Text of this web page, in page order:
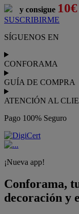
y consigue 10€
SUSCRIBIRME
SÍGUENOS EN
CONFORAMA
GUÍA DE COMPRA
ATENCIÓN AL
Pago 100% Seguro
¡Nueva app!
Conforama,
decoración y